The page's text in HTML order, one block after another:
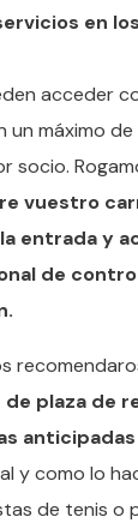
en
acceder
un máximo
socio.
vuestro
entrada y
de
plaza de
anticipadas
y como lo
de tenis o